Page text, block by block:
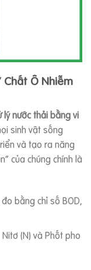
Chất Ô Nhiễm
nước thải bằng vi
sinh vật sống
và tạo ra năng
của chúng chính là
bằng chỉ số BOD,
(N) và Phốt pho